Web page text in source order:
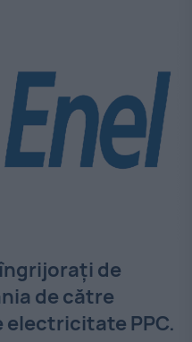
de
de către
electricitate PPC.